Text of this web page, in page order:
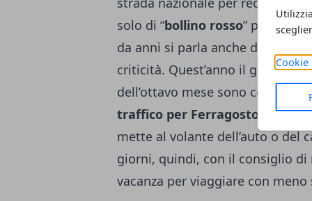
Cookie
solo di “bollino rosso” per
da anni si parla anche di
criticità. Quest’anno il giorno da
dell’ottavo mese sono
traffico per Ferragosto ,
mette al volante dell’auto o del
giorni, quindi, con il consiglio
vacanza per viaggiare con meno